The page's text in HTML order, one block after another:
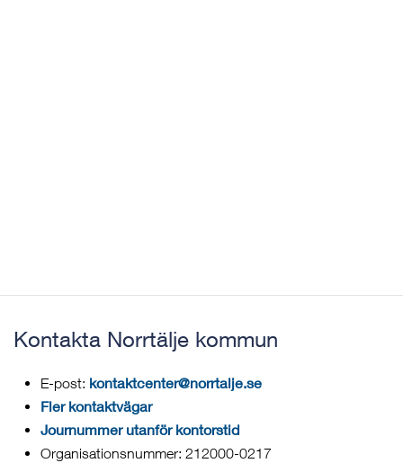
Kontakta Norrtälje kommun
E-post: kontaktcenter@norrtalje.se
Fler kontaktvägar
Journummer utanför kontorstid
Organisationsnummer: 212000-0217